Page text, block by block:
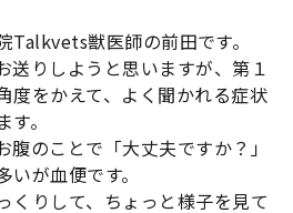
Talkvets獣医師の前田です。
送りしようと思いますが、第１
度をかえて、よく聞かれる症状
。
のことで「大丈夫ですか？」
が血便です。
くりして、ちょっと様子を見て